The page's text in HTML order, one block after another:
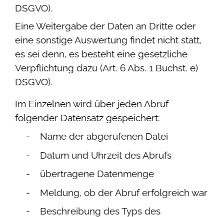
DSGVO).
Eine Weitergabe der Daten an Dritte oder
eine sonstige Auswertung findet nicht statt,
es sei denn, es besteht eine gesetzliche
Verpflichtung dazu (Art. 6 Abs. 1 Buchst. e)
DSGVO).
Im Einzelnen wird über jeden Abruf
folgender Datensatz gespeichert:
Name der abgerufenen Datei
Datum und Uhrzeit des Abrufs
übertragene Datenmenge
Meldung, ob der Abruf erfolgreich war
Beschreibung des Typs des